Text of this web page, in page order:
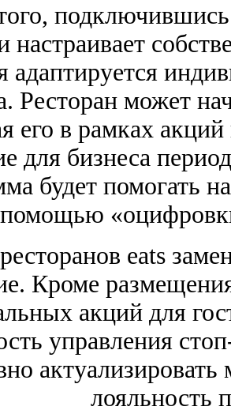
подключившись
настраивает
адаптируется
Ресторан может
его в рамках
для бизнеса
будет помогать
помощью
eats
Кроме
акций для
управления
лояльность